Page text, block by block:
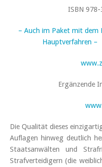
ISBN
– Auch im Paket mit dem
Hauptverfahren –
Ergänzende
Die Qualität dieses
Auflagen hinweg deutlich
Staatsanwälten und
Strafverteidigern (die